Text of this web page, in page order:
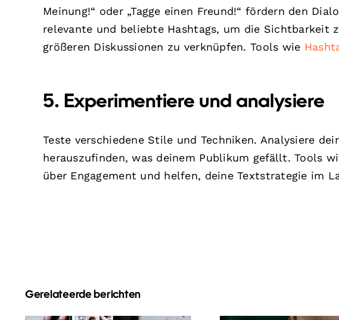
Meinung!“ oder „Tagge einen Freund!“ fördern den
relevante und beliebte Hashtags, um die Sichtbarkeit
größeren Diskussionen zu verknüpfen. Tools wie
5. Experimentiere und analysiere
Teste verschiedene Stile und Techniken. Analysiere
herauszufinden, was deinem Publikum gefällt. Tools
über Engagement und helfen, deine Textstrategie im
Gerelateerde berichten